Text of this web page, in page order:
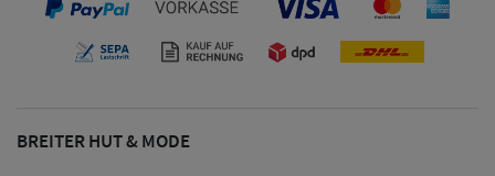
BREITER HUT & MODE